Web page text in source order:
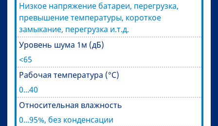
Низкое напряжение батареи, перегрузка,
превышение температуры, короткое
замыкание, перегрузка и.т.д.
Уровень шума 1м (дБ)
<65
Рабочая температура (°C)
0...40
Относительная влажность
0...95%, без конденсации